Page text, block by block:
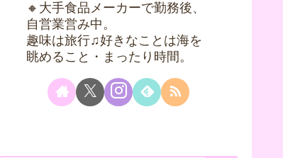
🔸大手食品メーカーで勤務後、
自営業営み中。
趣味は旅行♫好きなことは海を
眺めること・まったり時間。